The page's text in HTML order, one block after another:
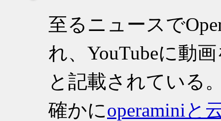
至るニュースで
れ、YouTubeに動
と記載されている
確かにoperaminiと